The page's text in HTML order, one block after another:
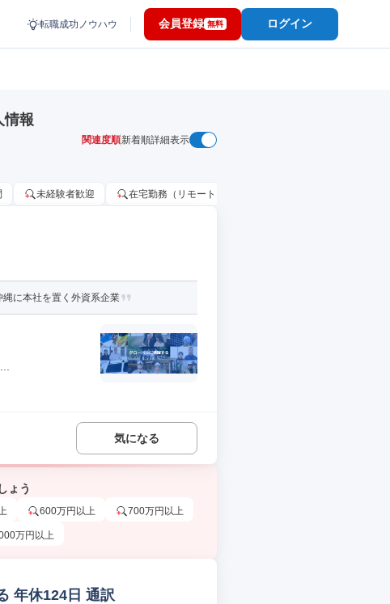
転職成功ノウハウ 会員登録 無料 ログイン
情報
関連度順新着順詳細表示
未経験者歓迎 在宅勤務（リモートワーク）OK
に本社を置く外資系企業
気になる
ょう
600万円以上 700万円以上
万円以上
年休124日 通訳